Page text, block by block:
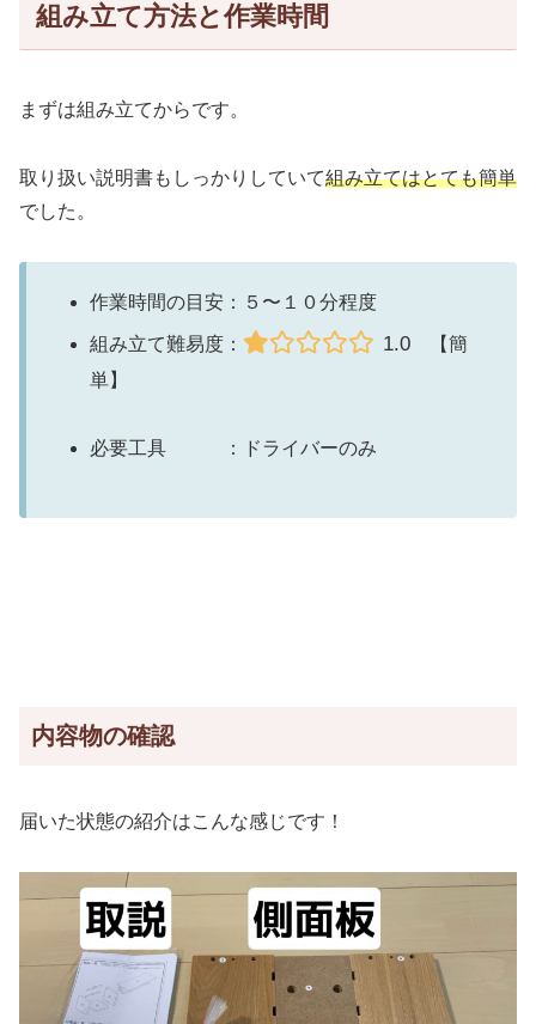
組み立て方法と作業時間
まずは組み立てからです。
取り扱い説明書もしっかりしていて組み立てはとても簡単
でした。
作業時間の目安：５〜１０分程度
組み立て難易度： 1.0 【簡
単】
必要工具 ：ドライバーのみ
内容物の確認
届いた状態の紹介はこんな感じです！